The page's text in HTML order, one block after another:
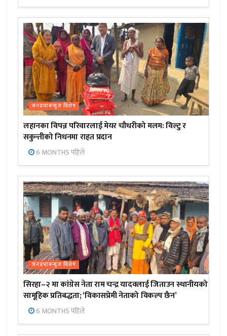
जनप्रभाबन्युज विशेष
लहानका विपन्न परिवारलाई मेयर चौधरीको मलम: विल्टु र
सकुन्तीको निधनमा राहत प्रदान
6 MONTHS पहिले
जनप्रभाबन्युज विशेष
सिरहा–२ मा कांग्रेस नेता राम चन्द्र यादवलाई जिताउन स्थानीयको
सामूहिक प्रतिबद्धता; ‘विकासप्रेमी नेताको विकल्प छैन’
6 MONTHS पहिले